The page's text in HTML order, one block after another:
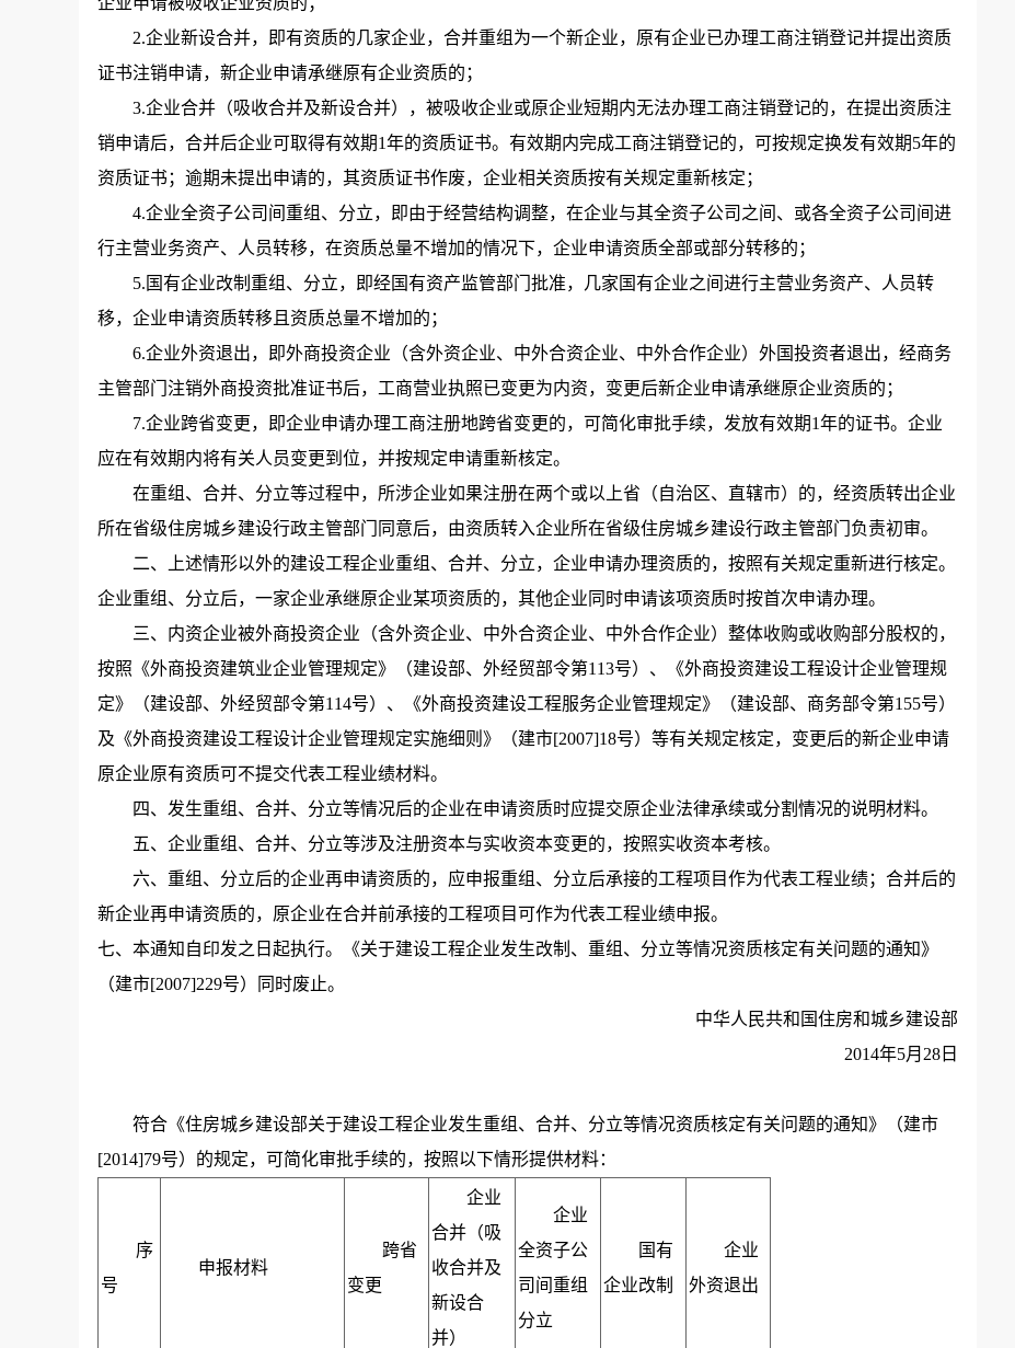
2.企业新设合并，即有资质的几家企业，合并重组为一个新企业，原有企业已办理工商注销登记并提出资质
证书注销申请，新企业申请承继原有企业资质的；
3.企业合并（吸收合并及新设合并），被吸收企业或原企业短期内无法办理工商注销登记的，在提出资质注
销申请后，合并后企业可取得有效期1年的资质证书。有效期内完成工商注销登记的，可按规定换发有效期5年的
资质证书；逾期未提出申请的，其资质证书作废，企业相关资质按有关规定重新核定；
4.企业全资子公司间重组、分立，即由于经营结构调整，在企业与其全资子公司之间、或各全资子公司间进
行主营业务资产、人员转移，在资质总量不增加的情况下，企业申请资质全部或部分转移的；
5.国有企业改制重组、分立，即经国有资产监管部门批准，几家国有企业之间进行主营业务资产、人员转
移，企业申请资质转移且资质总量不增加的；
6.企业外资退出，即外商投资企业（含外资企业、中外合资企业、中外合作企业）外国投资者退出，经商务
主管部门注销外商投资批准证书后，工商营业执照已变更为内资，变更后新企业申请承继原企业资质的；
7.企业跨省变更，即企业申请办理工商注册地跨省变更的，可简化审批手续，发放有效期1年的证书。企业
应在有效期内将有关人员变更到位，并按规定申请重新核定。
在重组、合并、分立等过程中，所涉企业如果注册在两个或以上省（自治区、直辖市）的，经资质转出企业
所在省级住房城乡建设行政主管部门同意后，由资质转入企业所在省级住房城乡建设行政主管部门负责初审。
二、上述情形以外的建设工程企业重组、合并、分立，企业申请办理资质的，按照有关规定重新进行核定。
企业重组、分立后，一家企业承继原企业某项资质的，其他企业同时申请该项资质时按首次申请办理。
三、内资企业被外商投资企业（含外资企业、中外合资企业、中外合作企业）整体收购或收购部分股权的，
按照《外商投资建筑业企业管理规定》（建设部、外经贸部令第113号）、《外商投资建设工程设计企业管理规
定》（建设部、外经贸部令第114号）、《外商投资建设工程服务企业管理规定》（建设部、商务部令第155号）
及《外商投资建设工程设计企业管理规定实施细则》（建市[2007]18号）等有关规定核定，变更后的新企业申请
原企业原有资质可不提交代表工程业绩材料。
四、发生重组、合并、分立等情况后的企业在申请资质时应提交原企业法律承续或分割情况的说明材料。
五、企业重组、合并、分立等涉及注册资本与实收资本变更的，按照实收资本考核。
六、重组、分立后的企业再申请资质的，应申报重组、分立后承接的工程项目作为代表工程业绩；合并后的
新企业再申请资质的，原企业在合并前承接的工程项目可作为代表工程业绩申报。
七、本通知自印发之日起执行。《关于建设工程企业发生改制、重组、分立等情况资质核定有关问题的通知》
（建市[2007]229号）同时废止。
中华人民共和国住房和城乡建设部
2014年5月28日
符合《住房城乡建设部关于建设工程企业发生重组、合并、分立等情况资质核定有关问题的通知》（建市
[2014]79号）的规定，可简化审批手续的，按照以下情形提供材料：
序
号
申报材料
跨省
变更
企业
合并（吸
收合并及
新设合
并）
企业
全资子公
司间重组
分立
国有
企业改制
企业
外资退出